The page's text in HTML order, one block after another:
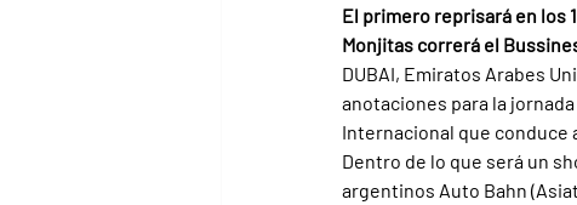
El primero reprisará en los
Monjitas correrá el
DUBAI, Emiratos Arabes
anotaciones para la
Internacional que conduce
Dentro de lo que será un
argentinos Auto Bahn